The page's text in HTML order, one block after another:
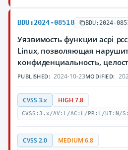
BDU:2024-08518 BDU:2024-
Уязвимость функции
Linux, позволяющая
конфиденциальность,
PUBLISHED: 2024-10-23MODIFIED:
CVSS 3.x HIGH 7.8
CVSS:3.x/AV:L/AC:L/PR:L/UI:N/
CVSS 2.0 MEDIUM 6.8